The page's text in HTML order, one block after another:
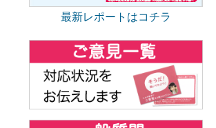
最新レポートはコチラ